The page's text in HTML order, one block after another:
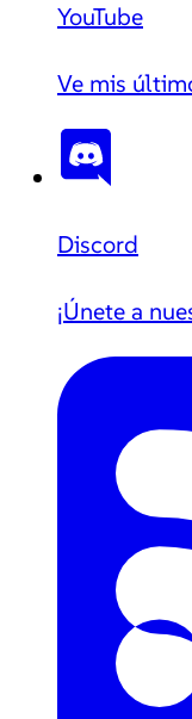
YouTube
Ve mis
Discord
¡Únete a